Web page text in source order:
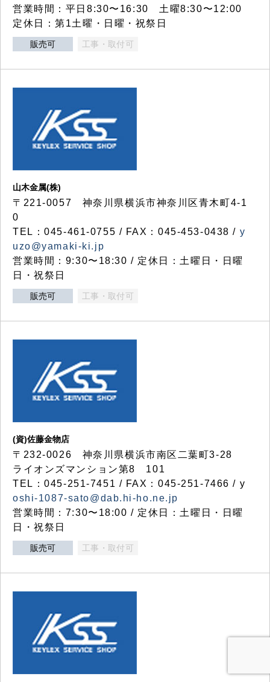
営業時間：平日8:30〜16:30 土曜8:30〜12:00
定休日：第1土曜・日曜・祝祭日
販売可 工事・取付可
山木金属(株)
〒221-0057 神奈川県横浜市神奈川区青木町4-1
0
TEL：045-461-0755 / FAX：045-453-0438 / y
uzo@yamaki-ki.jp
営業時間：9:30〜18:30 / 定休日：土曜日・日曜
日・祝祭日
販売可 工事・取付可
(資)佐藤金物店
〒232-0026 神奈川県横浜市南区二葉町3-28
ライオンズマンション第8 101
TEL：045-251-7451 / FAX：045-251-7466 / y
oshi-1087-sato@dab.hi-ho.ne.jp
営業時間：7:30〜18:00 / 定休日：土曜日・日曜
日・祝祭日
販売可 工事・取付可